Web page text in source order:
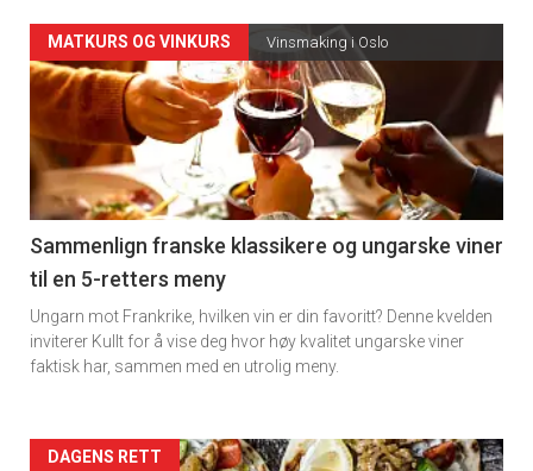
Forsiden
akkurat
nå
-
5
MATKURS OG VINKURS Vinsmaking i Oslo
Sammenlign franske klassikere og ungarske viner
til en 5-retters meny
Ungarn mot Frankrike, hvilken vin er din favoritt? Denne kvelden
inviterer Kullt for å vise deg hvor høy kvalitet ungarske viner
faktisk har, sammen med en utrolig meny.
DAGENS RETT